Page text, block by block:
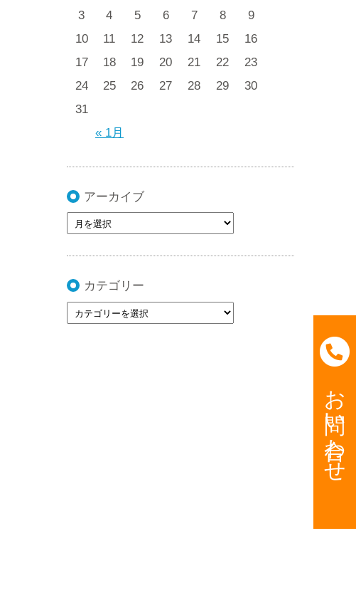
« 1月
3
4 5 6 7 8
9
10
11 12 13 14 15
16
17
18 19 20 21 22
23
24
25 26 27 28 29
30
31
アーカイブ
カテゴリー
お問い合わせ